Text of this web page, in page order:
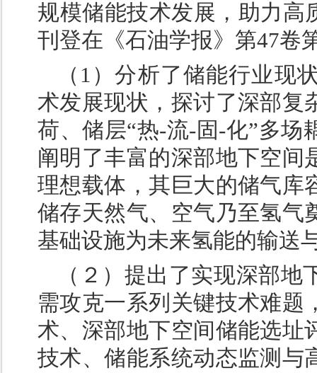
规模储能技术发展，助力高
刊登在《石油学报》第47卷
（1）分析了储能行业现
术发展现状，探讨了深部复
荷、储层“热-流-固-化”多场
阐明了丰富的深部地下空间
理想载体，其巨大的储气库
储存天然气、空气乃至氢气
基础设施为未来氢能的输送
（２）提出了实现深部
需攻克一系列关键技术难题
术、深部地下空间储能选址
技术、储能系统动态监测与